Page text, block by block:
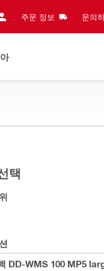
주문 정보 문의
택
DD-WMS 100 MP5